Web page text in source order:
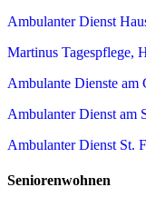
Ambulanter Dienst
Martinus Tagespflege,
Ambulante Dienste am
Ambulanter Dienst am
Ambulanter Dienst St.
Seniorenwohnen